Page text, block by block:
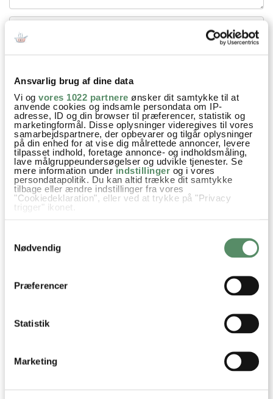
Ansvarlig brug af dine data
Vi og vores 1022 partnere ønsker dit samtykke til at
anvende cookies og indsamle persondata om IP-
adresse, ID og din browser til præferencer, statistik og
marketingformål. Disse oplysninger videregives til vores
samarbejdspartnere, der opbevarer og tilgår oplysninger
på din enhed for at vise dig målrettede annoncer, levere
tilpasset indhold, foretage annonce- og indholdsmåling,
lave målgruppeundersøgelser og udvikle tjenester. Se
mere information under indstillinger og i vores
persondatapolitik. Du kan altid trække dit samtykke
tilbage eller ændre indstillinger fra vores
"Cookiedeklaration", eller ved at trykke på "Privacy
trigger" ikonet.
Indsamle præcise oplysninger om din placering,
der kan være nøjagtig inden for få meter
Identificere din enhed baseret på en scanning af
Nødvendig
Præferencer
Statistik
Marketing
Din emailadresse vil ikke blive offentliggjort.
SEND